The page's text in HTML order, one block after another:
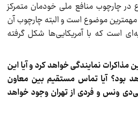
چارچوب منافع ملی خودمان متمرکز
موضوع است و البته چارچوب آن
است که با آمریکایی‌ها شکل گرفته
مذاکرات نمایندگی خواهد کرد و آیا این
بود؟ آیا تماس مستقیم بین معاون
ونس و فردی از تهران وجود خواهد